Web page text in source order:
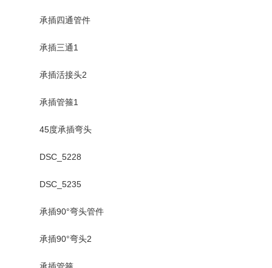
承插四通管件
承插三通1
承插活接头2
承插管箍1
45度承插弯头
DSC_5228
DSC_5235
承插90°弯头管件
承插90°弯头2